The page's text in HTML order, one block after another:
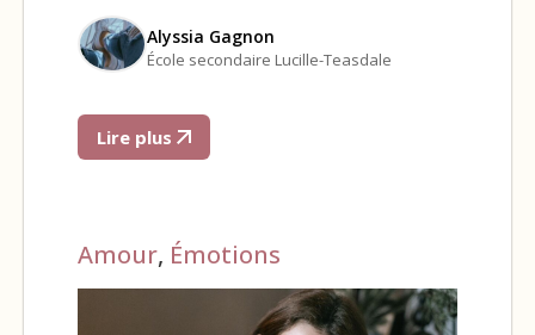
Alyssia Gagnon
École secondaire Lucille-Teasdale
Lire plus
Amour, Émotions